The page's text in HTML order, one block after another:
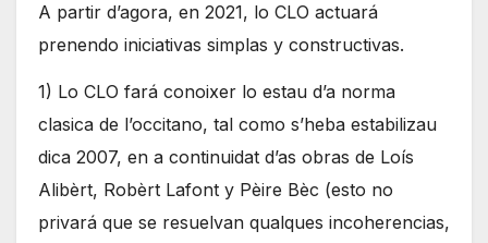
A partir d’agora, en 2021, lo CLO actuará
prenendo iniciativas simplas y constructivas.
1) Lo CLO fará conoixer lo estau d’a norma
clasica de l’occitano, tal como s’heba estabilizau
dica 2007, en a continuidat d’as obras de Loís
Alibèrt, Robèrt Lafont y Pèire Bèc (esto no
privará que se resuelvan qualques incoherencias,